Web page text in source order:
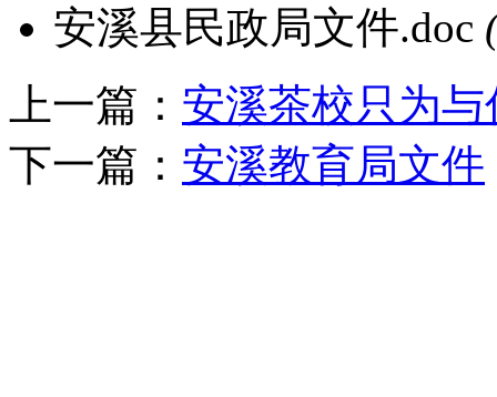
安溪县民政局文件.doc
上一篇： 安溪茶校只为与
下一篇： 安溪教育局文件